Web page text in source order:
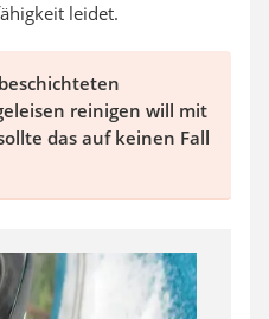
leidet.
reinigen will mit
das auf keinen Fall